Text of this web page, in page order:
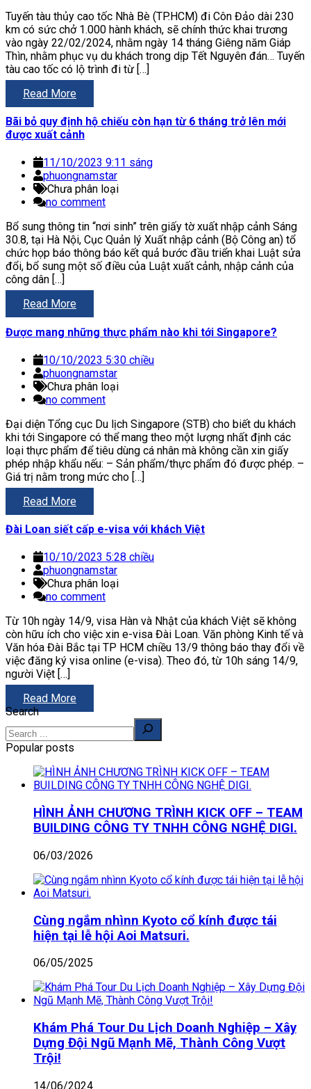
Tuyến tàu thủy cao tốc Nhà Bè (TP.HCM) đi Côn Đảo dài 230
km có sức chở 1.000 hành khách, sẽ chính thức khai trương
vào ngày 22/02/2024, nhằm ngày 14 tháng Giêng năm Giáp
Thìn, nhằm phục vụ du khách trong dịp Tết Nguyên đán… Tuyến
tàu cao tốc có lộ trình đi từ […]
Read More
Bãi bỏ quy định hộ chiếu còn hạn từ 6 tháng trở lên mới
được xuất cảnh
11/10/2023 9:11 sáng
phuongnamstar
Chưa phân loại
no comment
Bổ sung thông tin “nơi sinh” trên giấy tờ xuất nhập cảnh Sáng
30.8, tại Hà Nội, Cục Quản lý Xuất nhập cảnh (Bộ Công an) tổ
chức họp báo thông báo kết quả bước đầu triển khai Luật sửa
đổi, bổ sung một số điều của Luật xuất cảnh, nhập cảnh của
công dân […]
Read More
Được mang những thực phẩm nào khi tới Singapore?
10/10/2023 5:30 chiều
phuongnamstar
Chưa phân loại
no comment
Đại diện Tổng cục Du lịch Singapore (STB) cho biết du khách
khi tới Singapore có thể mang theo một lượng nhất định các
loại thực phẩm để tiêu dùng cá nhân mà không cần xin giấy
phép nhập khẩu nếu: – Sản phẩm/thực phẩm đó được phép. –
Giá trị nằm trong mức cho […]
Read More
Đài Loan siết cấp e-visa với khách Việt
10/10/2023 5:28 chiều
phuongnamstar
Chưa phân loại
no comment
Từ 10h ngày 14/9, visa Hàn và Nhật của khách Việt sẽ không
còn hữu ích cho việc xin e-visa Đài Loan. Văn phòng Kinh tế và
Văn hóa Đài Bắc tại TP HCM chiều 13/9 thông báo thay đổi về
việc đăng ký visa online (e-visa). Theo đó, từ 10h sáng 14/9,
người Việt […]
Read More
Search
Popular posts
HÌNH ẢNH CHƯƠNG TRÌNH KICK OFF – TEAM
BUILDING CÔNG TY TNHH CÔNG NGHỆ DIGI.
06/03/2026
Cùng ngắm nhìnn Kyoto cổ kính được tái
hiện tại lễ hội Aoi Matsuri.
06/05/2025
Khám Phá Tour Du Lịch Doanh Nghiệp – Xây
Dựng Đội Ngũ Mạnh Mẽ, Thành Công Vượt
Trội!
14/06/2024